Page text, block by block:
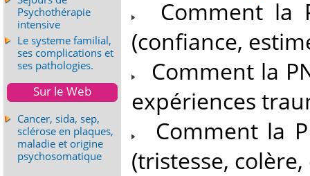
Comment la
(confiance,
Comment la
expériences
Comment la
(tristesse,
Psychothérapie
intensive
Le systeme familial,
ses complications et
ses pathologies.
Sur le Web
Cancer, sida, sep,
sclérose en plaques,
maladie et origine
psychosomatique